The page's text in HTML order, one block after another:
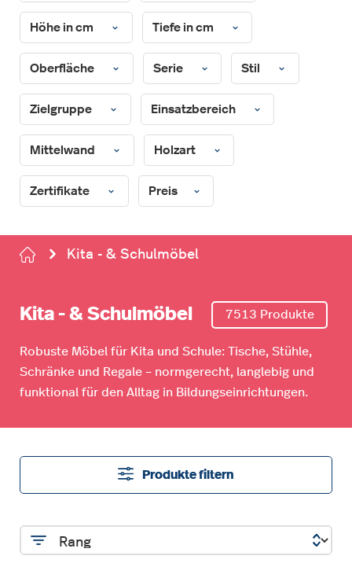
Höhe in cm Tiefe in cm
Oberfläche Serie Stil
Zielgruppe Einsatzbereich
Mittelwand Holzart
Zertifikate Preis
Kita - & Schulmöbel
Kita - & Schulmöbel 7513 Produkte
Robuste Möbel für Kita und Schule: Tische, Stühle,
Schränke und Regale – normgerecht, langlebig und
funktional für den Alltag in Bildungseinrichtungen.
Produkte filtern